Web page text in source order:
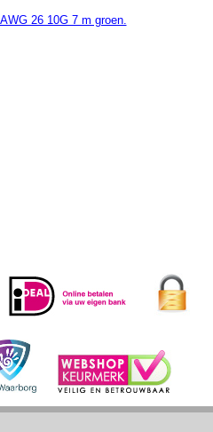
26 10G 7 m groen.